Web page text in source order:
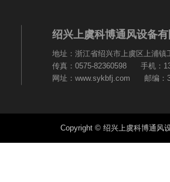
绍兴上虞科博通风设备
地址：浙江省绍兴市上虞区上浦
传真：0575-82360598 手机：
网址：www.sykbfj.com 邮编：
Copyright © 绍兴上虞科博通